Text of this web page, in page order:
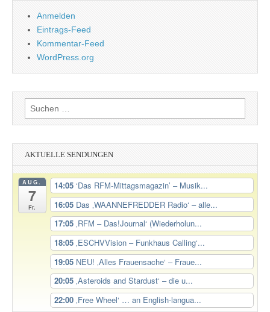
Anmelden
Eintrags-Feed
Kommentar-Feed
WordPress.org
Suchen
nach:
AKTUELLE SENDUNGEN
AUG.
7
Fr.
14:05 ‘Das RFM-Mittagsmagazin’ – Musik...
16:05 Das ‚WAANNEFREDDER Radio‘ – alle...
17:05 ‚RFM – Das!Journal‘ (Wiederholun...
18:05 ‚ESCHVVision – Funkhaus Calling‘...
19:05 NEU! ‚Alles Frauensache‘ – Fraue...
20:05 ‚Asteroids and Stardust‘ – die u...
22:00 ‚Free Wheel‘ … an English-langua...